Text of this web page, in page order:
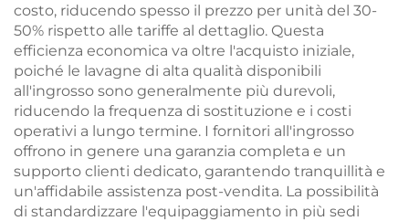
costo, riducendo spesso il prezzo per unità del 30-
50% rispetto alle tariffe al dettaglio. Questa
efficienza economica va oltre l'acquisto iniziale,
poiché le lavagne di alta qualità disponibili
all'ingrosso sono generalmente più durevoli,
riducendo la frequenza di sostituzione e i costi
operativi a lungo termine. I fornitori all'ingrosso
offrono in genere una garanzia completa e un
supporto clienti dedicato, garantendo tranquillità e
un'affidabile assistenza post-vendita. La possibilità
di standardizzare l'equipaggiamento in più sedi